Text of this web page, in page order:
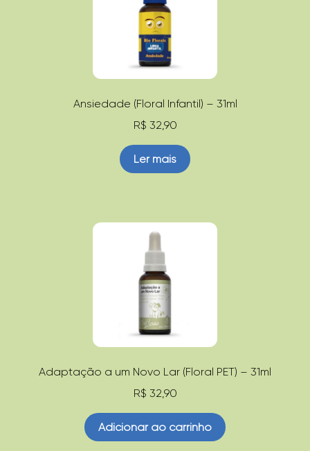
Ansiedade (Floral Infantil) – 31ml
R$ 32,90
Ler mais
Adaptação a um Novo Lar (Floral PET) – 31ml
R$ 32,90
Adicionar ao carrinho